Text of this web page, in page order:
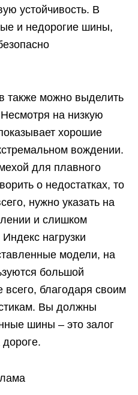
устойчивость. В
и недорогие шины,
также можно выделить
на низкую
хорошие
вождении.
для плавного
о недостатках, то
нужно указать на
и слишком
нагрузки
модели, на
большой
благодаря своим
Вы должны
шины – это залог